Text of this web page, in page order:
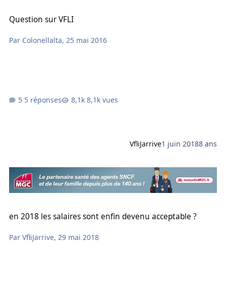
Question sur VFLI
Par Colonellalta,25 mai 2016
5 réponses 8,1k vues
VfliJarrive1 juin 20188 ans
en 2018 les salaires sont enfin devenu acceptable ?
ParVfliJarrive, 29 mai 2018